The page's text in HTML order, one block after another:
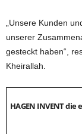
„Unsere Kunden
unserer
gesteckt haben“,
Kheirallah.
HAGEN INVENT